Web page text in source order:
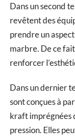
Dans un second
revêtent des
prendre un
marbre. De ce
renforcer
Dans un dernier
sont conçues à
kraft imprégnées
pression. Elles